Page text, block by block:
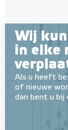
Wij
in elke
Als u heeft
of nieuwe
dan bent u bij